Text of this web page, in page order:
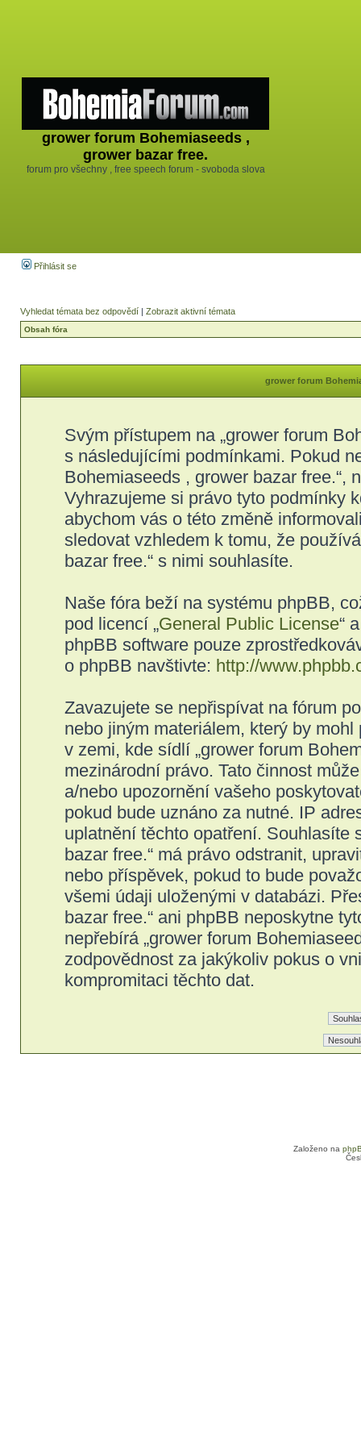
grower forum Bohemiaseeds ,
grower bazar free.
forum pro všechny , free speech forum - svoboda slova
Přihlásit se
Vyhledat témata bez odpovědí | Zobrazit aktivní témata
Obsah fóra
grower forum
Svým přístupem na „grower forum
s následujícími podmínkami. Pokud
Bohemiaseeds , grower bazar free.“,
Vyhrazujeme si právo tyto podmínky
abychom vás o této změně
sledovat vzhledem k tomu, že
bazar free.“ s nimi souhlasíte.
Naše fóra beží na systému phpBB,
pod licencí „General Public License“
phpBB software pouze
o phpBB navštivte: http://
Zavazujete se nepřispívat na fórum
nebo jiným materiálem, který by
v zemi, kde sídlí „grower forum
mezinárodní právo. Tato činnost
a/nebo upozornění vašeho
pokud bude uznáno za nutné. IP
uplatnění těchto opatření. Souhlasíte
bazar free.“ má právo odstranit,
nebo příspěvek, pokud to bude
všemi údaji uloženými v databázi.
bazar free.“ ani phpBB neposkytne
nepřebírá „grower forum
zodpovědnost za jakýkoliv pokus o
kompromitaci těchto dat.
Založeno na